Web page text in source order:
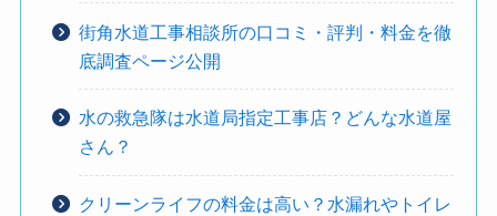
街角水道工事相談所の口コミ・評判・料金を徹
底調査ページ公開
水の救急隊は水道局指定工事店？どんな水道屋
さん？
クリーンライフの料金は高い？水漏れやトイレ